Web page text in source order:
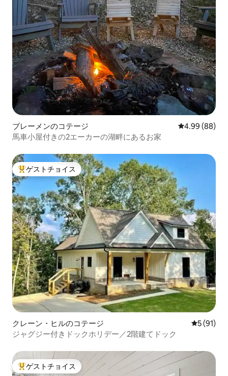
ブレーメンのコテージ レビュー88件
4.99 (88)
馬車小屋付きの2エーカーの湖畔にあるお家
大好評のゲストチョイスです。
ゲストチョイス
クレーン・ヒルのコテージ レビュー
5 (91)
ジャグジー付きドックホリデー／2階建てドック
大好評のゲストチョイスです。
ゲストチョイス